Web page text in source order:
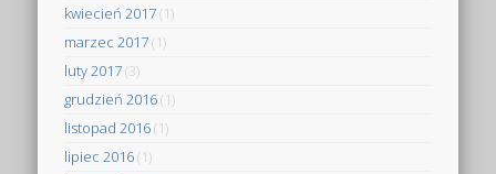
kwiecień 2017(1)
marzec 2017(1)
luty 2017(3)
grudzień 2016(1)
listopad 2016(1)
lipiec 2016(1)